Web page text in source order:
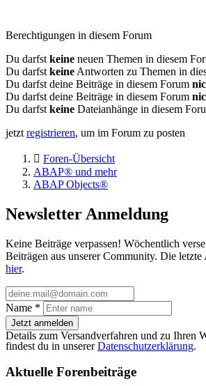
Berechtigungen in diesem Forum
Du darfst keine neuen Themen in diesem
Du darfst keine Antworten zu Themen in
Du darfst deine Beiträge in diesem Forum
Du darfst deine Beiträge in diesem Forum
Du darfst keine Dateianhänge in diesem
jetzt registrieren, um im Forum zu posten
Foren-Übersicht
ABAP® und mehr
ABAP Objects®
Newsletter Anmeldung
Keine Beiträge verpassen! Wöchentlich
Beiträgen aus unserer Community. Die letzte
hier.
Name *
Jetzt anmelden
Details zum Versandverfahren und zu Ihren
findest du in unsererDatenschutzerklärung.
Aktuelle Forenbeiträge